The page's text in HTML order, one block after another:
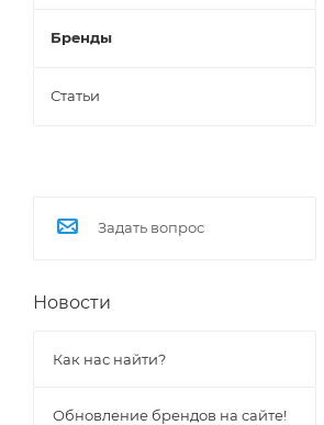
Бренды
Статьи
Задать вопрос
Новости
Как нас найти?
Обновление брендов на сайте!